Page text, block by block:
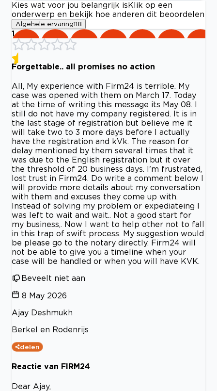
Kies wat voor jou belangrijk is Klik op een
onderwerp en bekijk hoe anderen dit beoordelen
Algehele ervaring118
1
Forgettable.. all promises no action
All, My experience with Firm24 is terrible. My
case was opened with them on March 17. Today
at the time of writing this message its May 08. I
still do not have my company registered. It is in
the last stage of registration but believe me it
will take two to 3 more days before I actually
have the registration and kVk. The reason for
delay mentioned by them several times that it
was due to the English registration but it over
the threshold of 20 business days. I'm frustrated,
lost trust in Firm24. Do write a comment below I
will provide more details about my conversation
with them and excuses they come up with.
Instead of solving my problem or expediateing I
was left to wait and wait.. Not a good start for
my business,. Now I want to help other not to fall
in this trap of swift process. My suggestion would
be please go to the notary directly. Firm24 will
not be able to give you a timeline when your
case will be handled or when you will have KVK.
Beveelt niet aan
8 May 2026
Ajay Deshmukh
Berkel en Rodenrijs
delen
Reactie van FIRM24
Dear Ajay,